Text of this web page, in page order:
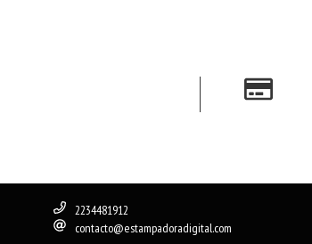
2234481912
contacto@estampadoradigital.com